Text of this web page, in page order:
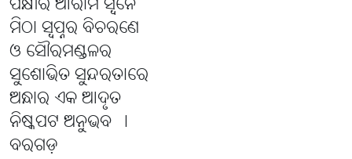
ପକ୍ଷୀର ଆରାମ ସ୍ବନେ
ମିଠା ସ୍ବପ୍ନର ବିଚରଣେ
ଓ ସୌରମଣ୍ଡଳର
ସୁଶୋଭିତ ସୁନ୍ଦରତାରେ
ଅନ୍ଧାର ଏକ ଆଦୃତ
ନିଷ୍କପଟ ଅନୁଭବ ।
ବରଗଡ଼